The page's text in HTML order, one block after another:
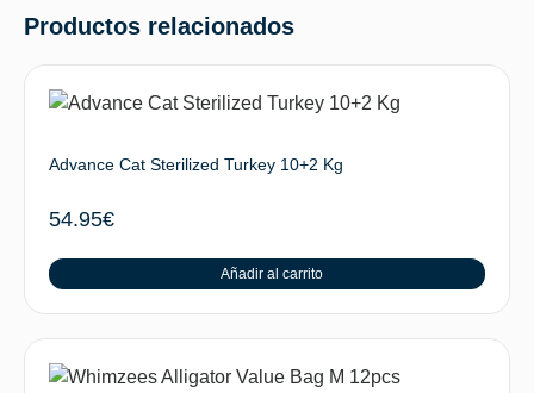
Productos relacionados
Advance Cat Sterilized Turkey 10+2 Kg
54.95€
Añadir al carrito